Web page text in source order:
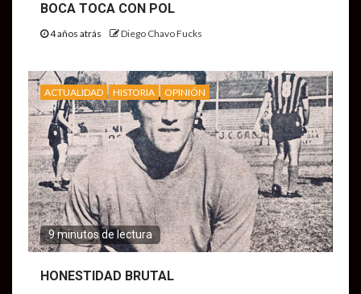
BOCA TOCA CON POL
4 años atrás Diego Chavo Fucks
ACTUALIDAD HISTORIA OPINIÓN
9 minutos de lectura
HONESTIDAD BRUTAL